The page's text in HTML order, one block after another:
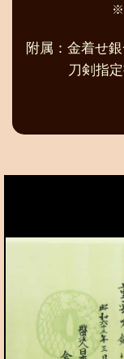
※
附属：金着せ
刀剣指